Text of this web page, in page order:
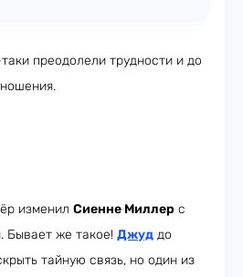
преодолели трудности и до
изменил Сиенне Миллер с
Бывает же такое! Джуд до
тайную связь, но один из